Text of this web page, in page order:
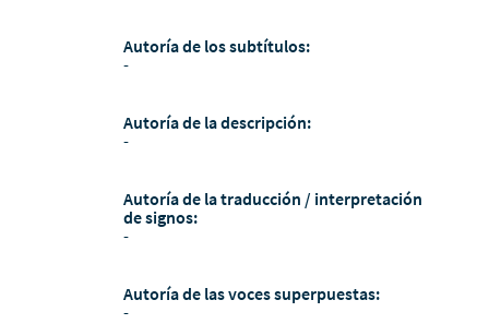
Autoría de los subtítulos:
-
Autoría de la descripción:
-
Autoría de la traducción / interpretación
de signos:
-
Autoría de las voces superpuestas:
-